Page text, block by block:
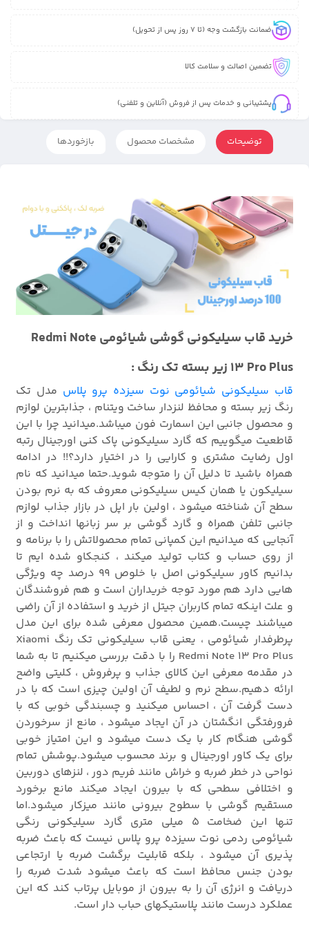
ضمانت بازگشت وجه (تا 7 روز پس از تحویل)
تضمین اصالت و سلامت کالا
پشتیبانی و خدمات پس از فروش (آنلاین و تلفنی)
توضیحات مشخصات محصول بازخوردها
خرید قاب سیلیکونی گوشی شیائومی Redmi Note
13 Pro Plus زیر بسته تک رنگ :
قاب سیلیکونی شیائومی نوت سیزده پرو پلاس مدل تک
رنگ زیر بسته و محافظ لنزدار ساخت ویتنام ، جذابترین لوازم
و محصول جانبی این اسمارت فون میباشد.میدانید چرا با این
قاطعیت میگوییم که گارد سیلیکونی پاک کنی اورجینال رتبه
اول رضایت مشتری و کارایی را در اختیار دارد؟!! در ادامه
همراه باشید تا دلیل آن را متوجه شوید.حتما میدانید که نام
سیلیکون یا همان کیس سیلیکونی معروف که به نرم بودن
سطح آن شناخته میشود ، اولین بار اپل در بازار جذاب لوازم
جانبی تلفن همراه و گارد گوشی بر سر زبانها انداخت و از
آنجایی که میدانیم این کمپانی تمام محصولاتش را با برنامه و
از روی حساب و کتاب تولید میکند ، کنجکاو شده ایم تا
بدانیم کاور سیلیکونی اصل با خلوص 99 درصد چه ویژگی
هایی دارد هم مورد توجه خریداران است و هم فروشندگان
و علت اینکه تمام کاربران جیتل از خرید و استفاده از آن راضی
میباشند چیست.همین محصول معرفی شده برای این مدل
پرطرفدار شیائومی ، یعنی قاب سیلیکونی تک رنگ Xiaomi
Redmi Note 13 Pro Plus را با دقت بررسی میکنیم تا به شما
در مقدمه معرفی این کالای جذاب و پرفروش ، کلیتی واضح
ارائه دهیم.سطح نرم و لطیف آن اولین چیزی است که با در
دست گرفت آن ، احساس میکنید و چسبندگی خوبی که با
فرورفتگی انگشتان در آن ایجاد میشود ، مانع از سرخوردن
گوشی هنگام کار با یک دست میشود و این امتیاز خوبی
برای یک کاور اورجینال و برند محسوب میشود.پوشش تمام
نواحی در خطر ضربه و خراش مانند فریم دور ، لنزهای دوربین
و اختلافی سطحی که با بیرون ایجاد میکند مانع برخورد
مستقیم گوشی با سطوح بیرونی مانند میزکار میشود.اما
تنها این ضخامت 5 میلی متری گارد سیلیکونی رنگی
شیائومی ردمی نوت سیزده پرو پلاس نیست که باعث ضربه
پذیری آن میشود ، بلکه قابلیت برگشت ضربه یا ارتجاعی
بودن جنس محافظ است که باعث میشود شدت ضربه را
دریافت و انرژی آن را به بیرون از موبایل پرتاب کند که این
عملکرد درست مانند پلاستیکهای حباب دار است.